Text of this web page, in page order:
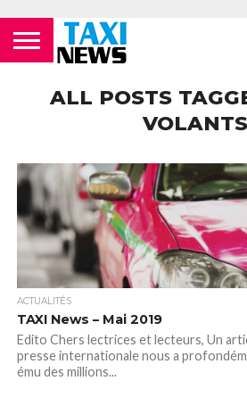
ACTUALITÉS
FORMATION
TAXIS
COMPAGNIES
AÉRIENNES /
FOURRIÈRES
PHARMACIES
24H/24 OU
STATIONS
DE TAXIS
TOILETTES
PUBLIQUES
LÉGALES
CONTACTER
CONFIDENTIALITÉ
ALL POSTS
ACTUALITÉS
TAXI News – Mai 2019
Edito Chers lectrices et lecteurs, Un
presse internationale nous a
ému des millions...